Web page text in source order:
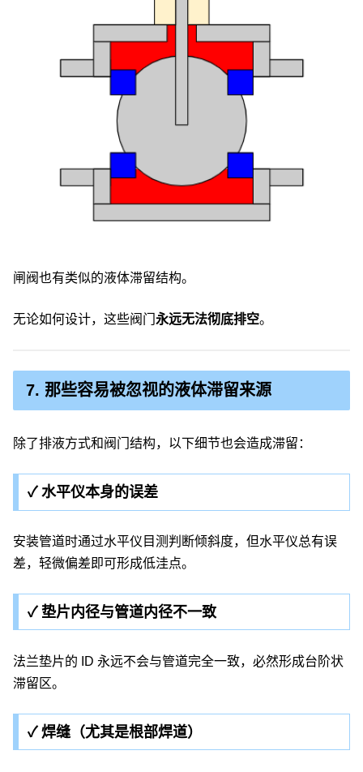
闸阀也有类似的液体滞留结构。
无论如何设计，这些阀门 永远无法彻底排空。
7. 那些容易被忽视的液体滞留来源
除了排液方式和阀门结构，以下细节也会造成滞留：
✓ 水平仪本身的误差
安装管道时通过水平仪目测判断倾斜度，但水平仪总有误
差，轻微偏差即可形成低洼点。
✓ 垫片内径与管道内径不一致
法兰垫片的 ID 永远不会与管道完全一致，必然形成台阶状
滞留区。
✓ 焊缝（尤其是根部焊道）